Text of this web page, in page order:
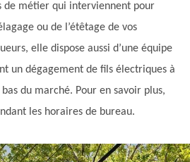
de métier qui interviennent pour
ou de l’étêtage de vos
elle dispose aussi d’une équipe
un dégagement de fils électriques à
du marché. Pour en savoir plus,
les horaires de bureau.